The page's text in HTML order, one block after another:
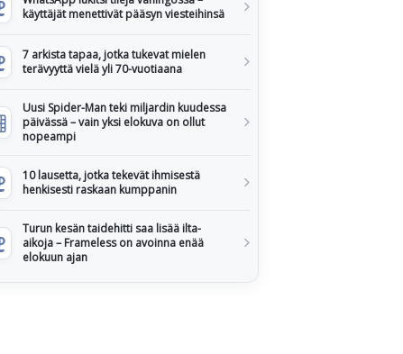
käyttäjät menettivät pääsyn viesteihinsä
7 arkista tapaa, jotka tukevat mielen
terävyyttä vielä yli 70-vuotiaana
Uusi Spider-Man teki miljardin kuudessa
päivässä – vain yksi elokuva on ollut
nopeampi
10 lausetta, jotka tekevät ihmisestä
henkisesti raskaan kumppanin
Turun kesän taidehitti saa lisää ilta-
aikoja – Frameless on avoinna enää
elokuun ajan